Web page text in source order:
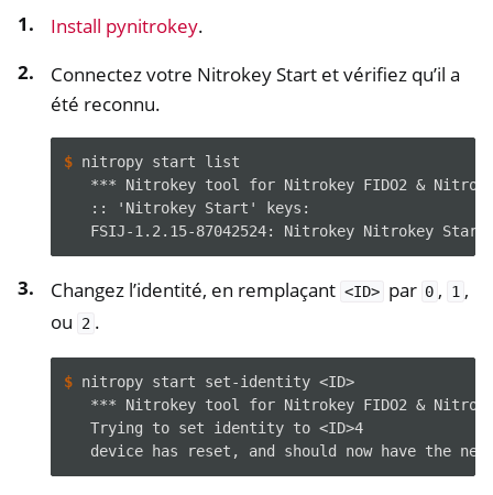
navigation of NitroWall NW750
navigation of Logiciel
Install pynitrokey.
Connectez votre Nitrokey Start et vérifiez qu’il a
été reconnu.
$ nitropy start
*** Nitrokey tool for Nitrokey FIDO2 &
   :: 'Nitrokey Start' keys:
FSIJ-1.2.15-87042524: Nitrokey Nitrokey Start
Changez l’identité, en remplaçant <ID> par 0 , 1 ,
ou
2 .
$ nitropy start set-identity
*** Nitrokey tool for Nitrokey FIDO2 &
   Trying to set identity to <ID>4
device has reset, and should now have the new